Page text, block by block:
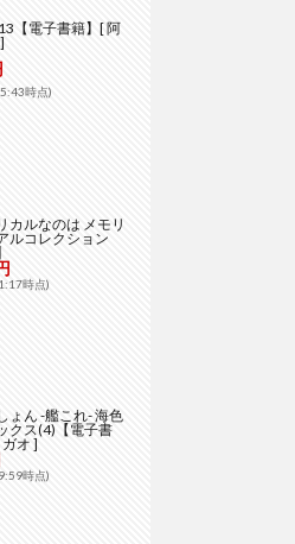
【電子書籍】[ 阿
時点)
カルなのは メモリ
ルコレクション
時点)
ょん -艦これ- 海色
クス(4)【電子書
オ ]
時点)